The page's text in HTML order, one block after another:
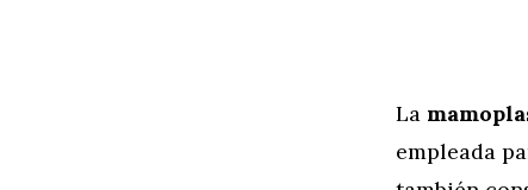
La
empleada